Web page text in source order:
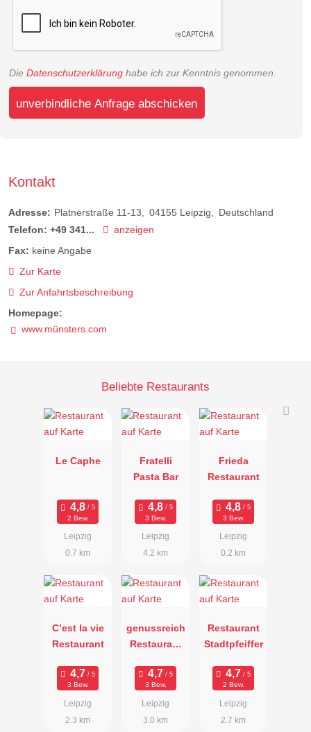
Die Datenschutzerklärung habe ich zur Kenntnis genommen.
unverbindliche Anfrage abschicken
Kontakt
Adresse: Platnerstraße 11-13 04155 Leipzig
Deutschland
Telefon: +49 341...
anzeigen
Fax: keine Angabe
Zur Karte
Zur Anfahrtsbeschreibung
Homepage:
www.münsters.com
Beliebte Restaurants
Le Caphe
2 Bew.
Leipzig
0.7 km
Fratelli
Pasta Bar
3 Bew.
Leipzig
4.2 km
Frieda
Restaurant
3 Bew.
Leipzig
0.2 km
C’est la vie
Restaurant
3 Bew.
Leipzig
2.3 km
genussreich
Restaurant
3 Bew.
Leipzig
3.0 km
Restaurant
Stadtpfeiffer
2 Bew.
Leipzig
2.7 km